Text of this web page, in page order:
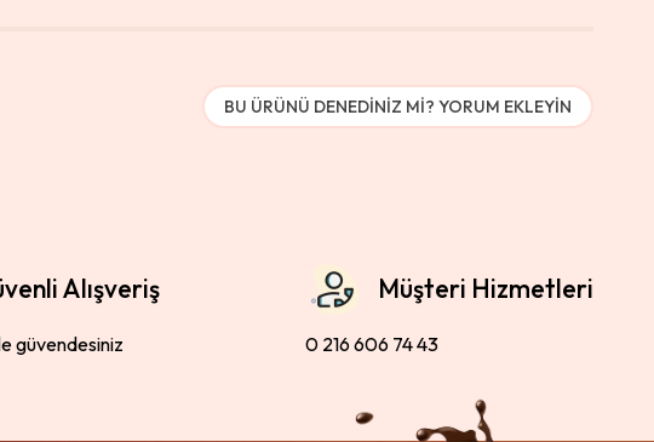
BU ÜRÜNÜ DENEDINIZ MI? YORUM EKLEYIN
Alışveriş
güvendesiniz
Müşteri Hizmetleri
0 216 606 74 43